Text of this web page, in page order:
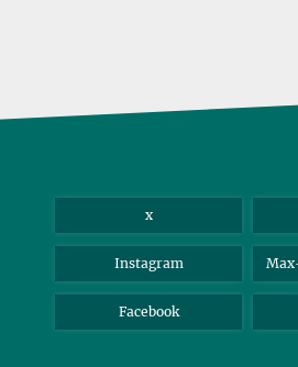
x
Instagram
Facebook